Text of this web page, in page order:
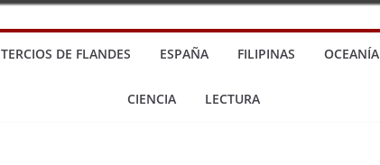
TERCIOS DE FLANDES ESPAÑA FILIPINAS OCEANÍA
CIENCIA LECTURA